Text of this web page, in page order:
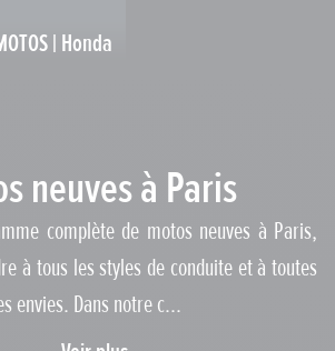
| Honda
neuves à Paris
complète de motos neuves à Paris,
à tous les styles de conduite et à toutes
envies. Dans notre c...